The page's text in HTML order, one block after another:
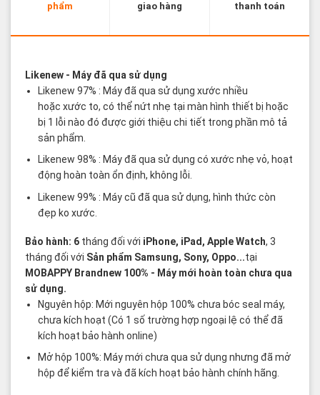
phẩm
giao hàng
thanh toán
Likenew- Máy đã qua sử dụng
Likenew 97% : Máy đã qua sử dụng xước nhiều
hoặc xước to, có thể nứt nhẹ tại màn hình thiết bị hoặc
bị 1 lỗi nào đó được giới thiệu chi tiết trong phần mô tả
sản phẩm.
Likenew 98% : Máy đã qua sử dụng có xước nhẹ vỏ, hoạt
động hoàn toàn ổn định, không lỗi.
Likenew 99% : Máy cũ đã qua sử dụng, hình thức còn
đẹp ko xước.
Bảo hành: 6 tháng đối với iPhone, iPad, Apple Watch, 3
tháng đối với Sản phẩm Samsung, Sony, Oppo...tại
MOBAPPY Brandnew 100% - Máy mới hoàn toàn chưa qua
sử dụng.
Nguyên hộp: Mới nguyên hộp 100% chưa bóc seal máy,
chưa kích hoạt (Có 1 số trường hợp ngoại lệ có thể đã
kích hoạt bảo hành online)
Mở hộp 100%: Máy mới chưa qua sử dụng nhưng đã mở
hộp để kiểm tra và đã kích hoạt bảo hành chính hãng.